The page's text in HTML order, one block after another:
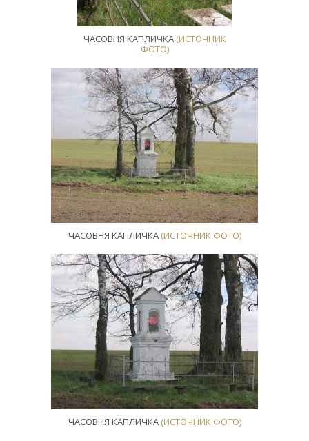
ЧАСОВНЯ КАПЛИЧКА (ИСТОЧНИК
ФОТО)
ЧАСОВНЯ КАПЛИЧКА (ИСТОЧНИК ФОТО)
ЧАСОВНЯ КАПЛИЧКА (ИСТОЧНИК ФОТО)